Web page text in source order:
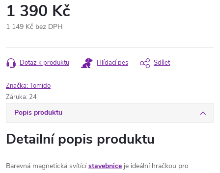
1 390 Kč
1 149 Kč bez DPH
cena:
Dotaz k produktu Hlídací pes Sdílet
Značka:Tomido
Záruka: 24
Popis produktu
Detailní popis produktu
Barevná magnetická svítícístavebnice je ideální hračkou pro